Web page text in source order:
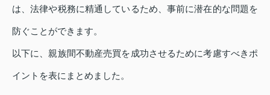
は、法律や税務に精通しているため、事前に潜在的な問題を
防ぐことができます。
以下に、親族間不動産売買を成功させるために考慮すべきポ
イントを表にまとめました。